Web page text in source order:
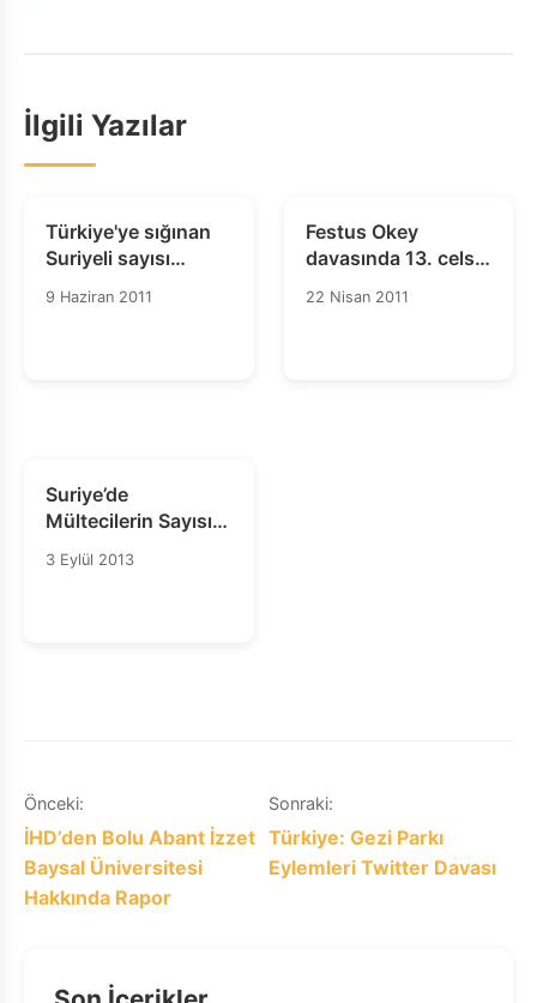
İlgili Yazılar
Türkiye'ye sığınan
Suriyeli sayısı
1200'e ulaştı
9 Haziran 2011
Festus Okey
davasında 13. celse
26 Nisan’da
22 Nisan 2011
Suriye’de
Mültecilerin Sayısı
İki Milyonu Aştı
3 Eylül 2013
Yazı
gezinmesi
Önceki:
İHD’den Bolu Abant İzzet
Baysal Üniversitesi
Hakkında Rapor
Sonraki:
Türkiye: Gezi Parkı
Eylemleri Twitter Davası